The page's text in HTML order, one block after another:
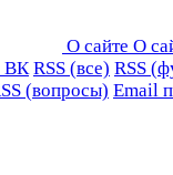
О сайте О
ВК RSS (все) RSS
(вопросы) Email